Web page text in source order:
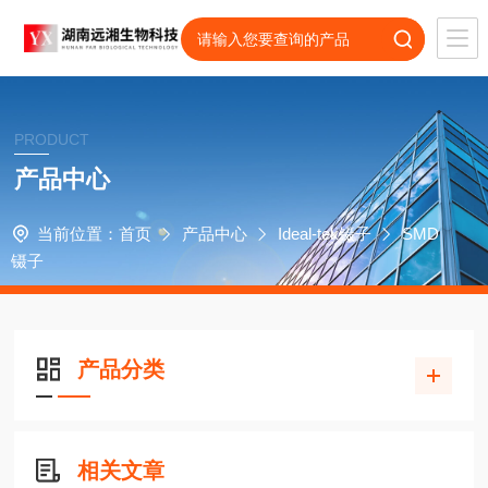
PRODUCT
产品中心
当前位置： 首页 产品中心 Ideal-tek镊子
SMD
镊子
产品分类
相关文章